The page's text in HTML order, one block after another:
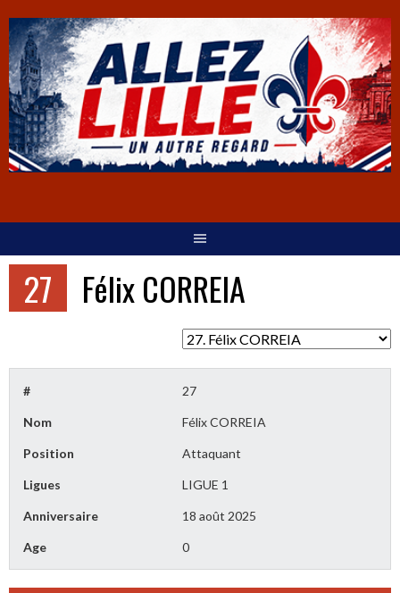
27 Félix CORREIA
# 27
Nom Félix CORREIA
Position Attaquant
Ligues LIGUE 1
Anniversaire 18 août 2025
Age 0